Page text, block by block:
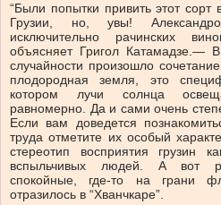
“Были попытки привить этот сорт
Грузии, но, увы!
исключительно рачинских
объясняет Григол Катамадзе.—
случайности произошло
плодородная земля, это
котором лучи солнца
равномерно. Да и сами очень
Если вам доведется
труда отметите их особый
стереотип восприятия грузин
вспыльчивых людей. А вот
спокойные, где-то на грани
отразилось в “Хванчкаре”.